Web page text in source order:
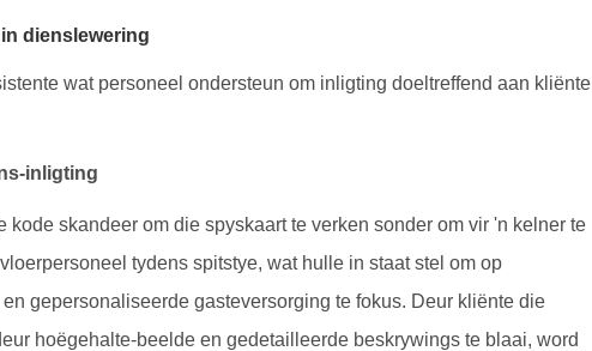
dienslewering
wat personeel ondersteun om inligting doeltreffend aan kliënte
inligting
skandeer om die spyskaart te verken sonder om vir 'n kelner te
tydens spitstye, wat hulle in staat stel om op
gepersonaliseerde gasteversorging te fokus. Deur kliënte die
hoëgehalte-beelde en gedetailleerde beskrywings te blaai, word